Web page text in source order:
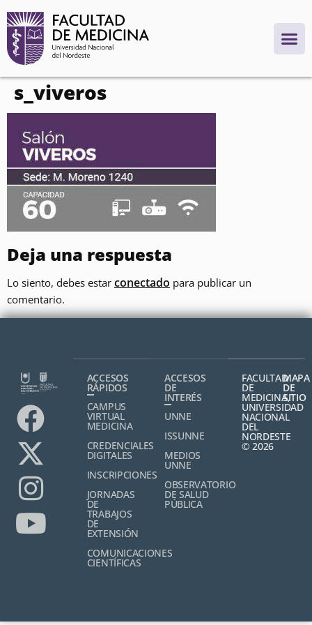
contenido
s_viveros
Deja una respuesta
Lo siento, debes estar conectado para publicar un
comentario.
ACCESOS
RÁPIDOS
CAMPUS
VIRTUAL
MEDICINA
CREDENCIALES
DIGITALES
INSCRIPCIONES
JORNADAS
DE
TRABAJOS
DE
EXTENSIÓN
COMUNICACIONES
CIENTÍFICAS
ACCESOS
DE
INTERÉS
UNNE
ISSUNNE
MEDIOS
UNNE
OBSERVATORIO
DE SALUD
PÚBLICA
FACULTAD
DE
MEDICINA,
UNIVERSIDAD
NACIONAL
DEL
NORDESTE
© 2026
MAPA
DE
SITIO